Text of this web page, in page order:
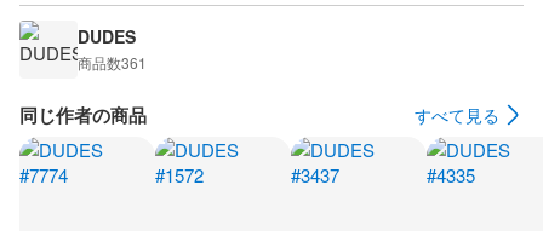
DUDES
商品数361
同じ作者の商品 すべて見る